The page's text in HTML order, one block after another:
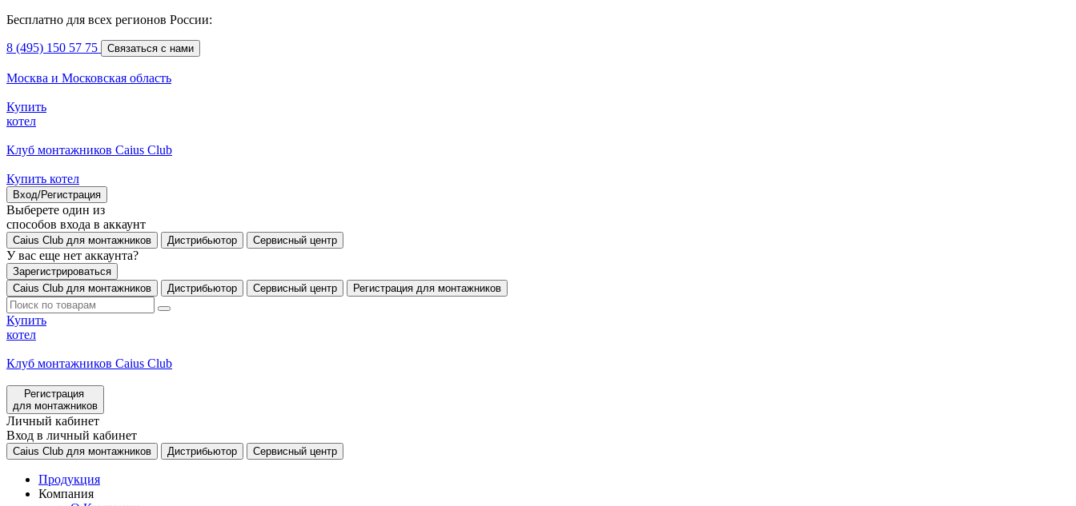
Бесплатно для всех регионов России:
8 (495) 150 57 75 Связаться с нами
Москва и Московская область
Купить
котел
Клуб монтажников Caius Club
Купить котел
Вход/Регистрация
Выберете один из
способов входа в аккаунт
Caius Club для монтажников Дистрибьютор Сервисный центр
У вас еще нет аккаунта?
Зарегистрироваться
Caius Club для монтажников
Дистрибьютор Сервисный центр Регистрация для монтажников
Купить
котел
Клуб монтажников Caius Club
Регистрация
для монтажников
Личный кабинет
Вход в личный кабинет
Caius Club для монтажников Дистрибьютор Сервисный центр
Продукция
Компания